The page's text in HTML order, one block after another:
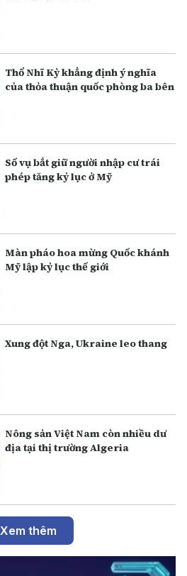
Thổ Nhĩ Kỳ khẳng định ý nghĩa
của thỏa thuận quốc phòng ba bên
Số vụ bắt giữ người nhập cư trái
phép tăng kỷ lục ở Mỹ
Màn pháo hoa mừng Quốc khánh
Mỹ lập kỷ lục thế giới
Xung đột Nga, Ukraine leo thang
Nông sản Việt Nam còn nhiều dư
địa tại thị trường Algeria
Xem thêm